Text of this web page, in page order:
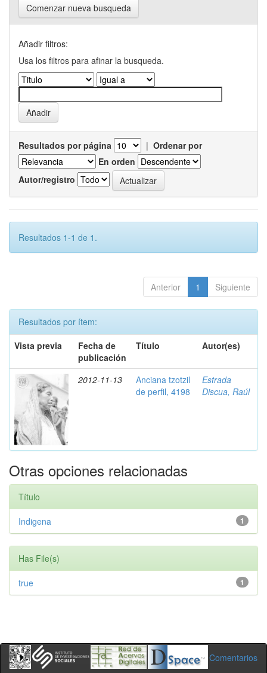
Comenzar nueva busqueda
Añadir filtros:
Usa los filtros para afinar la busqueda.
Resultados por página | Ordenar por
En orden
Autor/registro
Resultados 1-1 de 1.
Anterior 1 Siguiente
Resultados por ítem:
Vista previa
Fecha de
publicación
Título Autor(es)
2012-11-13
Anciana tzotzil
de perfil, 4198
Estrada
Discua, Raúl
Otras opciones relacionadas
Título
1
Indigena
Has File(s)
1
true
Comentarios